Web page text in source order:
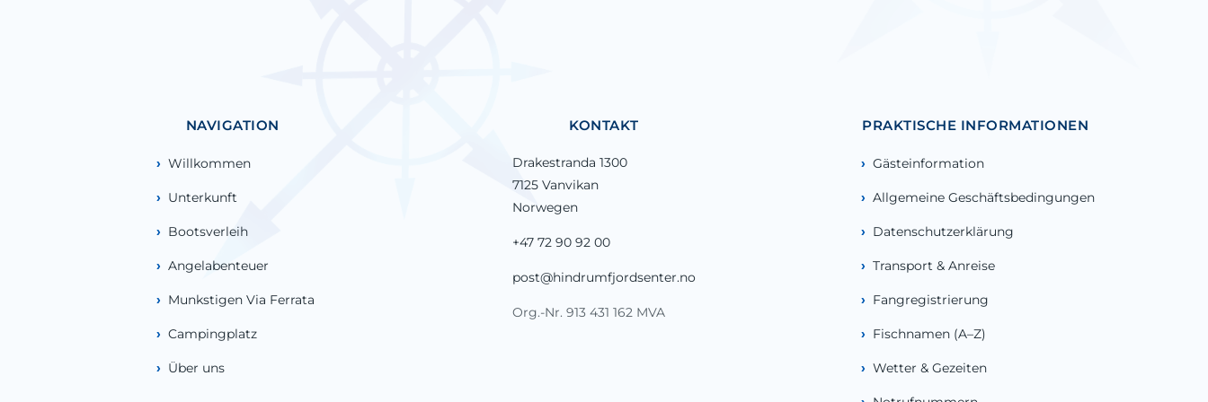
NAVIGATION
Willkommen
Unterkunft
Bootsverleih
Angelabenteuer
Munkstigen Via Ferrata
Campingplatz
Über uns
KONTAKT
Drakestranda 1300
7125 Vanvikan
Norwegen
+47 72 90 92 00
post@hindrumfjordsenter.no
Org.-Nr. 913 431 162 MVA
PRAKTISCHE INFORMATIONEN
Gästeinformation
Allgemeine Geschäftsbedingungen
Datenschutzerklärung
Transport & Anreise
Fangregistrierung
Fischnamen (A–Z)
Wetter & Gezeiten